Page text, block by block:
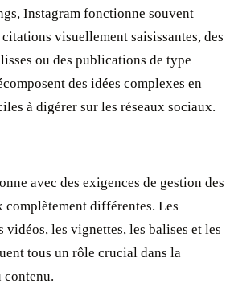
Instagram fonctionne souvent
visuellement saisissantes, des
ou des publications de type
des idées complexes en
à digérer sur les réseaux sociaux.
avec des exigences de gestion des
complètement différentes. Les
vidéos, les vignettes, les balises et les
tous un rôle crucial dans la
contenu.